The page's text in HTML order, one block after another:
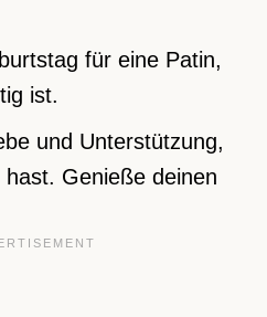
für eine Patin,
ist.
und Unterstützung,
Genieße deinen